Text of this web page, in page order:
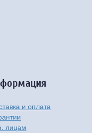
и оплата
лицам